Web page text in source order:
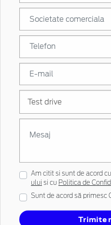
Am citit si sunt de acord cu
ului si cu Politica de
Sunt de acord să primesc
Trimite